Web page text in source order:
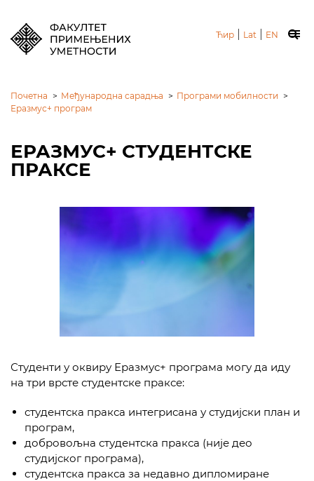
Ћир Lat EN
Почетна > Међународна сарадња > Програми мобилности >
Еразмус+ програм
ЕРАЗМУС+ СТУДЕНТСКЕ
ПРАКСЕ
Студенти у оквиру Еразмус+ програма могу да иду
на три врсте студентске праксе:
студентска пракса интегрисана у студијски план и
програм,
добровољна студентска пракса (није део
студијског програма),
студентска пракса за недавно дипломиране